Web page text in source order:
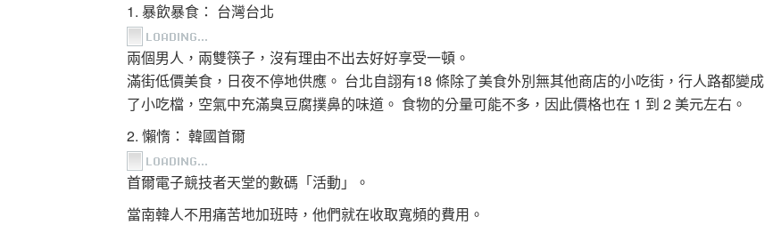
1. 暴飲暴食： 台灣台北
兩個男人，兩雙筷子，沒有理由不出去好好享受一頓。
滿街低價美食，日夜不停地供應。 台北自詡有18 條除了美食外別無其他商店的小吃街，行人路都變成
了小吃檔，空氣中充滿臭豆腐撲鼻的味道。 食物的分量可能不多，因此價格也在 1 到 2 美元左右。
2. 懶惰： 韓國首爾
首爾電子競技者天堂的數碼「活動」。
當南韓人不用痛苦地加班時，他們就在收取寬頻的費用。